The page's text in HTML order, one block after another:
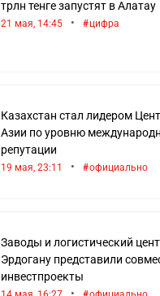
трлн тенге запустят в Алатау
21 мая, 14:45 • цифра
Казахстан стал лидером
Азии по уровню
репутации
19 мая, 23:11 • официально
Заводы и логистический
Эрдогану представили
инвестпроекты